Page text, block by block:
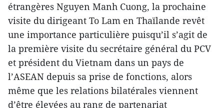
étrangères Nguyen Manh Cuong, la prochaine
visite du dirigeant To Lam en Thaïlande revêt
une importance particulière puisqu’il s’agit de
la première visite du secrétaire général du PCV
et président du Vietnam dans un pays de
l’ASEAN depuis sa prise de fonctions, alors
même que les relations bilatérales viennent
d’être élevées au rang de partenariat